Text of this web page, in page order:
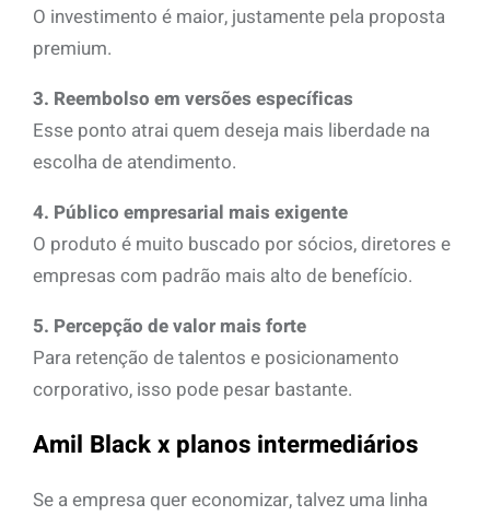
O investimento é maior, justamente pela proposta
premium.
3. Reembolso em versões específicas
Esse ponto atrai quem deseja mais liberdade na
escolha de atendimento.
4. Público empresarial mais exigente
O produto é muito buscado por sócios, diretores e
empresas com padrão mais alto de benefício.
5. Percepção de valor mais forte
Para retenção de talentos e posicionamento
corporativo, isso pode pesar bastante.
Amil Black x planos intermediários
Se a empresa quer economizar, talvez uma linha